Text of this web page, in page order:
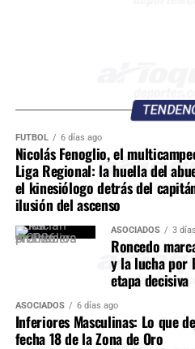
FÚTBOL 6 días ago
Nicolás Fenoglio, el
Liga Regional: la huella del
el kinesiólogo detrás del
ilusión del ascenso
ASOCIADOS 3
Roncedo
y la lucha por
etapa decisiva
ASOCIADOS 6 días ago
Inferiores Masculinas: Lo que
fecha 18 de la Zona de Oro